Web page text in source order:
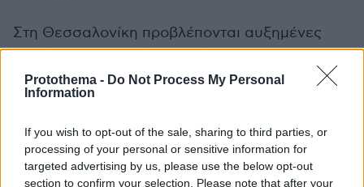
Protothema - Do Not Process My Personal
Information
If you wish to opt-out of the sale, sharing to third parties, or
processing of your personal or sensitive information for
targeted advertising by us, please use the below opt-out
section to confirm your selection. Please note that after your
Στη Θεσσαλονίκη προβλέπονται αυξημένες
νεφώσεις με τοπικές βροχές και χιόνια στα
ορεινά ημιορεινά, πρόσκαιρα και σε περιοχές
με χαμηλότερο υψόμετρο. Οι άνεμοι ανατολικοί
θερμοκρασία θα κυμανθεί από 2 έως 6
βαθμούς.